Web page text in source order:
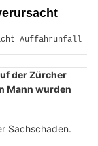
der Zürcher
Mann wurden
Sachschaden.